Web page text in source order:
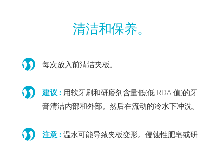
清洁和保养。
每次放入前清洁夹板。
建议 : 用软牙刷和研磨剂含量低(低 RDA 值)的牙
膏清洁内部和外部。然后在流动的冷水下冲洗。
注意 : 温水可能导致夹板变形。侵蚀性肥皂或研